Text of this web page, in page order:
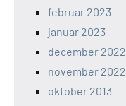
februar 2023
januar 2023
december 2022
november 2022
oktober 2013